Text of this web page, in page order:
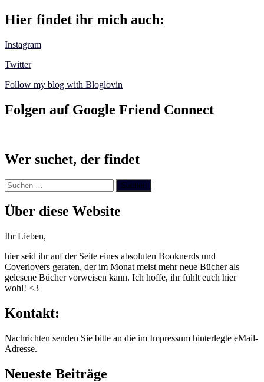
Hier findet ihr mich auch:
Instagram
Twitter
Follow my blog with Bloglovin
Folgen auf Google Friend Connect
Wer suchet, der findet
Suchen
nach:
Über diese Website
Ihr Lieben,
hier seid ihr auf der Seite eines absoluten Booknerds und
Coverlovers geraten, der im Monat meist mehr neue Bücher als
gelesene Bücher vorweisen kann. Ich hoffe, ihr fühlt euch hier
wohl! <3
Kontakt:
Nachrichten senden Sie bitte an die im Impressum hinterlegte eMail-
Adresse.
Neueste Beiträge